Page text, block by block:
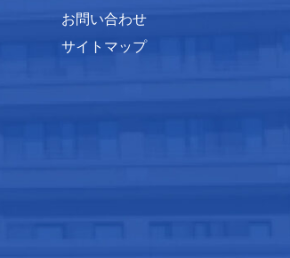
お問い合わせ
サイトマップ